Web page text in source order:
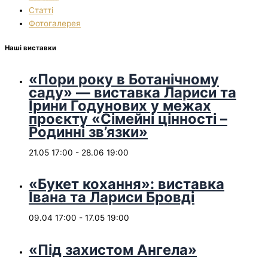
Статті
Фотогалерея
Наші виставки
«Пори року в Ботанічному
саду» — виставка Лариси та
Ірини Годунових у межах
проєкту «Сімейні цінності –
Родинні зв’язки»
21.05 17:00 - 28.06 19:00
«Букет кохання»: виставка
Івана та Лариси Бровді
09.04 17:00 - 17.05 19:00
«Під захистом Ангела»